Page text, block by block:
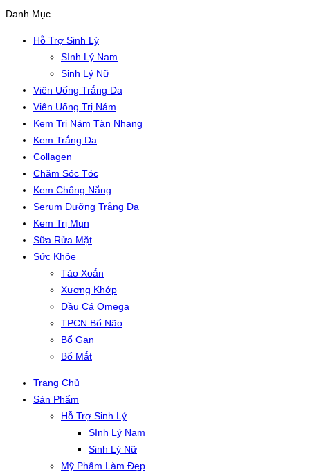
Danh Mục
Hỗ Trợ Sinh Lý
SInh Lý Nam
Sinh Lý Nữ
Viên Uống Trắng Da
Viên Uống Trị Nám
Kem Trị Nám Tàn Nhang
Kem Trắng Da
Collagen
Chăm Sóc Tóc
Kem Chống Nắng
Serum Dưỡng Trắng Da
Kem Trị Mụn
Sữa Rửa Mặt
Sức Khỏe
Tảo Xoắn
Xương Khớp
Dầu Cá Omega
TPCN Bổ Não
Bổ Gan
Bổ Mắt
Trang Chủ
Sản Phẩm
Hỗ Trợ Sinh Lý
SInh Lý Nam
Sinh Lý Nữ
Mỹ Phẩm Làm Đẹp